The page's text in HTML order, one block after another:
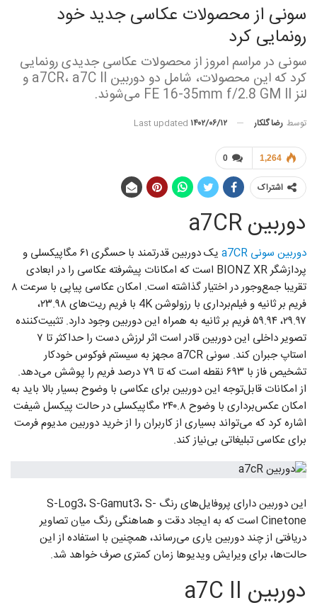
سونی از محصولات عکاسی جدید خود
رونمایی کرد
سونی در مراسم امروز از محصولات عکاسی جدیدی رونمایی
کرد که این محصولات، شامل دو دوربین a7CR، a7C II و
لنز FE 16-35mm f/2.8 GM II می‌شوند.
توسط رضا گلکار Last updated ۱۴۰۲/۰۶/۱۲
0 1,264
اشتراک
دوربین a7CR
دوربین سونی a7CR
یک دوربین قدرتمند با حسگری ۶۱ مگاپیکسلی و
پردازشگر BIONZ XR است که امکانات پیشرفته عکاسی را در ابعادی
تقریبا جمع‌وجور در اختیار گذاشته است. امکان عکاسی پیاپی با سرعت ۸
فریم بر ثانیه و فیلم‌برداری با رزولوشن 4K با فریم‌ ریت‌های ۲۳.۹۸،
۲۹.۹۷، ۵۹.۹۴ فریم بر ثانیه به همراه این دوربین وجود دارد. تثبیت‌کننده
تصویر داخلی این دوربین قادر است اثر لرزش دست را حداکثر تا ۷
استاپ جبران کند. سونی a7CR مجهز به سیستم فوکوس خودکار
تشخیص فاز با ۶۹۳ نقطه است که تا ۷۹ درصد فریم را پوشش می‌دهد.
از امکانات قابل‌توجه این دوربین برای عکاسی با وضوح بسیار بالا باید به
امکان عکس‌برداری با وضوح ۲۴۰.۸ مگاپیکسلی در حالت پیکسل شیفت
اشاره کرد که می‌تواند بسیاری از کاربران را از خرید دوربین مدیوم فرمت
برای عکاسی تبلیغاتی بی‌نیاز کند.
این دوربین دارای پروفایل‌های رنگ S-Log3، S-Gamut3، S-
Cinetone است که به ایجاد دقت و هماهنگی رنگ میان تصاویر
دریافتی از چند دوربین یاری می‌رساند، همچنین با استفاده از این
حالت‌ها، برای ویرایش ویدیوها زمان کمتری صرف خواهد شد.
دوربین a7C II